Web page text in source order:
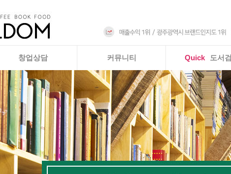
창업상담 커뮤니티 Quick 도서